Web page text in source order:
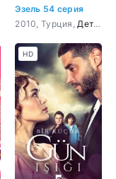
Криминал,Триллер
,Драма,Мелодрама
Эзель 54 серия
2010, Турция, Детектив
HD